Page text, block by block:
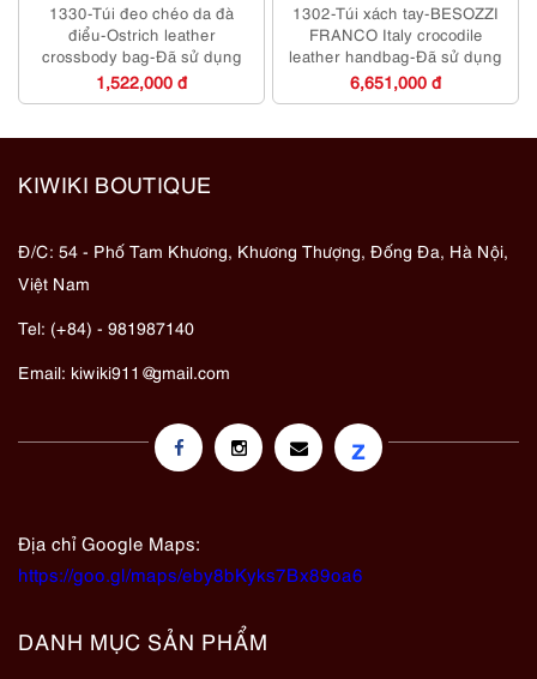
1330-Túi đeo chéo da đà
điểu-Ostrich leather
crossbody bag-Đã sử dụng
1,522,000 đ
1302-Túi xách tay-BESOZZI
FRANCO Italy crocodile
leather handbag-Đã sử dụng
6,651,000 đ
KIWIKI BOUTIQUE
Đ/C: 54 - Phố Tam Khương, Khương Thượng, Đống Đa, Hà Nội,
Việt Nam
Tel: (+84) - 981987140
Email: kiwiki911@gmail.com
z
Địa chỉ Google Maps:
https://goo.gl/maps/eby8bKyks7Bx89oa6
DANH MỤC SẢN PHẨM